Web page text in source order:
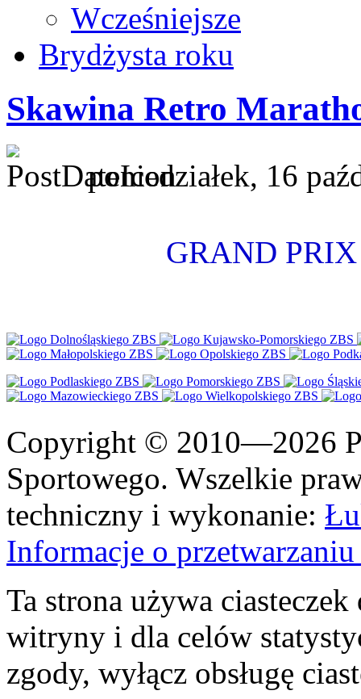
Wcześniejsze
Brydżysta roku
Skawina Retro
poniedziałek, 16
GRAND
Copyright © 2010—2026
Sportowego. Wszelkie
techniczny i wykonanie:
Informacje o
Ta strona używa
witryny i dla celów
zgody, wyłącz obsługę